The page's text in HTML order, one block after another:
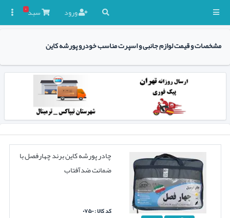
ورود سبد۰
مشخصات و قیمت لوازم جانبی و اسپرت مناسب خودرو پورشه کاین
چادر پورشه کاین برند چهارفصل با
ضمانت ضدآفتاب
کد کالا : ۰۷۵۰